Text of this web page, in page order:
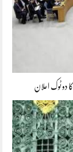
کا دو ٹوک اعلان